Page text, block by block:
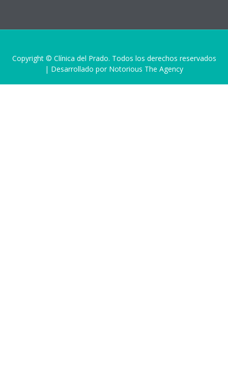
Copyright © Clínica del Prado. Todos los derechos reservados
| Desarrollado por Notorious The Agency